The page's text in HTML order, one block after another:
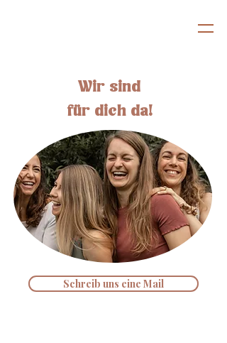
Wir sind
für dich da!
Schreib uns eine Mail